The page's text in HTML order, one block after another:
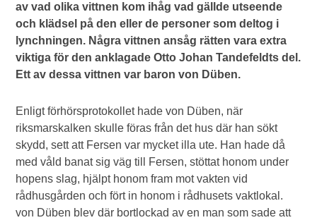
av vad olika vittnen kom ihåg vad gällde utseende
och klädsel på den eller de personer som deltog i
lynchningen. Några vittnen ansåg rätten vara extra
viktiga för den anklagade Otto Johan Tandefeldts del.
Ett av dessa vittnen var baron von Düben.
Enligt förhörsprotokollet hade von Düben, när
riksmarskalken skulle föras från det hus där han sökt
skydd, sett att Fersen var mycket illa ute. Han hade då
med våld banat sig väg till Fersen, stöttat honom under
hopens slag, hjälpt honom fram mot vakten vid
rådhusgården och fört in honom i rådhusets vaktlokal.
von Düben blev där bortlockad av en man som sade att